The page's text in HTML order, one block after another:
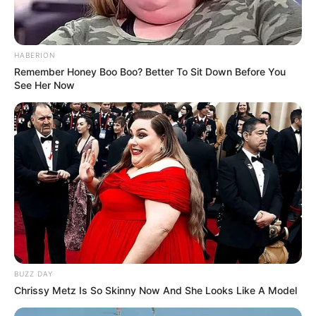
es sogar 2,5 Stunden schmoren lassen – je
länger, desto zarter wird das Fleisch.
5. Abschmecken und binden
Kurz vor Ende der Garzeit das Gulasch mit Salz,
Pfeffer und optional einer Prise Zucker
abschmecken. Wer eine dickere Sauce möchte,
kann Mehl oder Speisestärke in etwas kaltem
Wasser anrühren und unterrühren. Einige Profi-
Köche schwören auf einen kleinen Löffel dunkle
Schokolade oder Preiselbeeren – das gibt dem
Gulasch eine besondere Tiefe und leicht
fruchtige Note.
HABERION
Remember Honey Boo Boo? Better To Sit Down Before You
See Her Now
BUZZ DAY
Chrissy Metz Is So Skinny Now And She Looks Like A Model